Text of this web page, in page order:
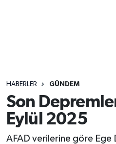
HABERLER GÜNDEM
Son
Eylül 2025
AFAD verilerine göre Ege
Yaşam